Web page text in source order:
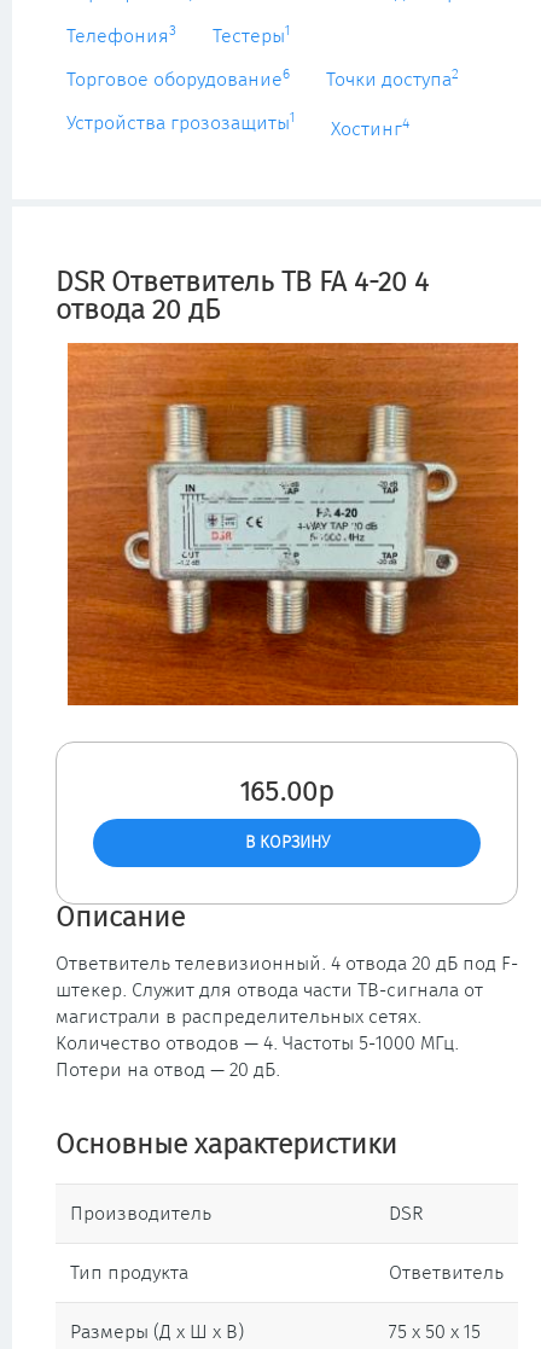
Телефония3 Тестеры1
Торговое оборудование6 Точки доступа2
Устройства грозозащиты1
Хостинг4
DSR Ответвитель ТВ FA 4-20 4
отвода 20 дБ
165.00р
Описание
Ответвитель телевизионный. 4 отвода 20 дБ под F-
штекер. Служит для отвода части ТВ-сигнала от
магистрали в распределительных сетях.
Количество отводов — 4. Частоты 5-1000 МГц.
Потери на отвод — 20 дБ.
Основные характеристики
Производитель DSR
Тип продукта Ответвитель
Размеры (Д х Ш х В) 75 x 50 x 15